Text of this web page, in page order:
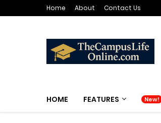
Home About Contact Us
HOME FEATURES